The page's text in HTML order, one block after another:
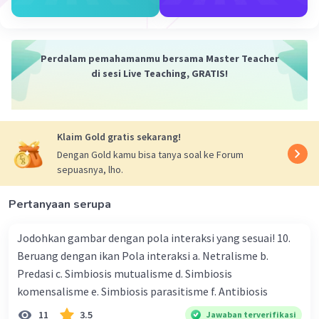
Iklan
Sifat yang muncul pada keturunan yang
diakibatkan oleh faktor lingkungan dapat
lingkungan tempat individu tumbuh dan
berkembang memainkan peran penting dalam
munculnya sifat-sifat atau karakteristik
tertentu pada keturunannya. Beberapa contoh
sifat yang dapat dipengaruhi oleh faktor
Pendidikan:Faktor lingkungan seperti akses ke
pendidikan yang berkualitas, dukungan keluarga,
dan budaya lingkungan dapat memengaruhi
tingkat pendidikan yang dicapai oleh individu dan
kemudian dapat memengaruhi generasi
Perdalam pemahamanmu bersama Master Teacher
di sesi Live Teaching, GRATIS!
Klaim Gold gratis sekarang!
Dengan Gold kamu bisa tanya soal ke Forum
sepuasnya, lho.
Pertanyaan serupa
Jodohkan gambar dengan pola interaksi yang sesuai! 10.
Beruang dengan ikan Pola interaksi a. Netralisme b.
Predasi c. Simbiosis mutualisme d. Simbiosis
komensalisme e. Simbiosis parasitisme f. Antibiosis
11 3.5 Jawaban terverifikasi